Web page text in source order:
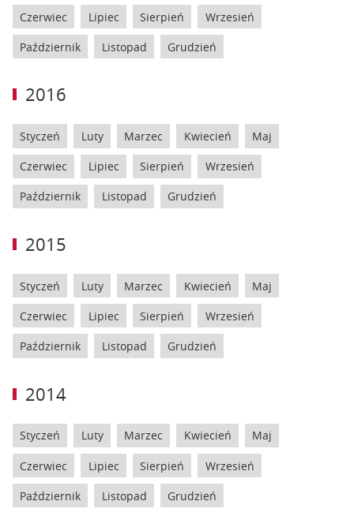
Czerwiec Lipiec Sierpień Wrzesień
Październik Listopad Grudzień
2016
Styczeń Luty Marzec Kwiecień Maj
Czerwiec Lipiec Sierpień Wrzesień
Październik Listopad Grudzień
2015
Styczeń Luty Marzec Kwiecień Maj
Czerwiec Lipiec Sierpień Wrzesień
Październik Listopad Grudzień
2014
Styczeń Luty Marzec Kwiecień Maj
Czerwiec Lipiec Sierpień Wrzesień
Październik Listopad Grudzień